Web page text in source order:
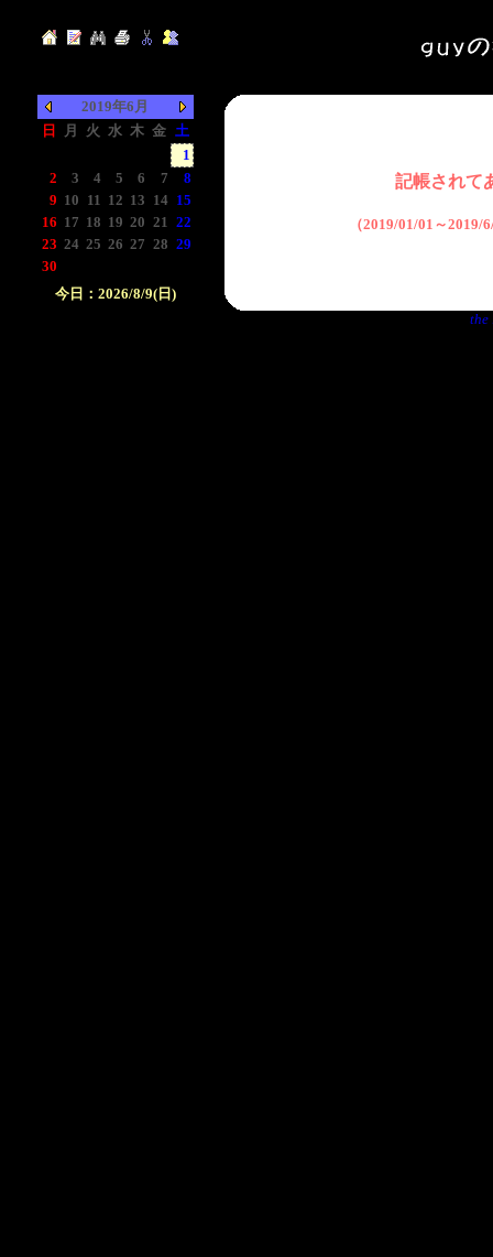
2019年6月
日
月 火 水 木 金 土
1
2
3 4 5 6 7
8
9 10 11 12 13 14 15
16 17 18 19 20 21 22
23 24 25 26 27 28 29
30
今日：2026/8/9(日)
記帳されて
（2019/01/01～2019/
the